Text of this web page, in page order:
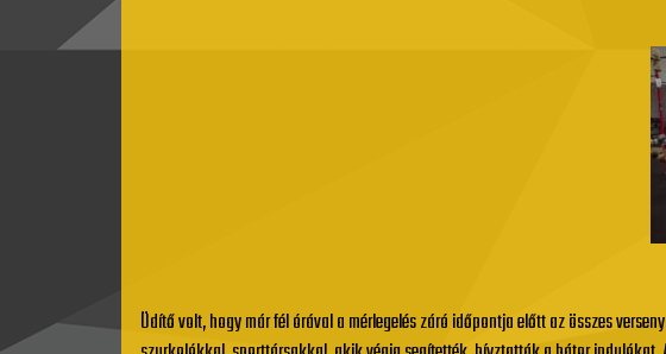
Üdítő volt, hogy már fél órával a mérlegelés záró időpontja előtt az összes